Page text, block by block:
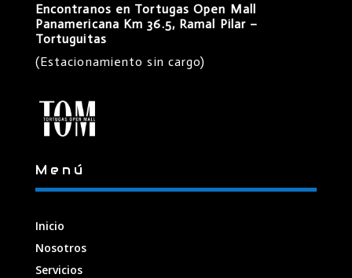
Encontranos en Tortugas Open Mall
Panamericana Km 36.5, Ramal Pilar –
Tortuguitas
(Estacionamiento sin cargo)
Menú
Inicio
Nosotros
Servicios